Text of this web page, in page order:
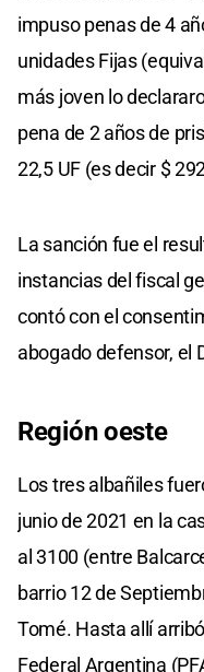
impuso penas de 4
unidades Fijas
más joven lo
pena de 2 años de
22,5 UF (es decir $
La sanción fue el
instancias del fiscal
contó con el
abogado defensor, el
Región oeste
Los tres albañiles
junio de 2021 en la
al 3100 (entre
barrio 12 de
Tomé. Hasta allí
Federal Argentina